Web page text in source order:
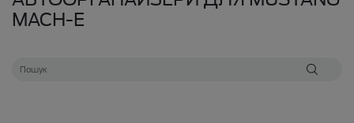
MACH-E